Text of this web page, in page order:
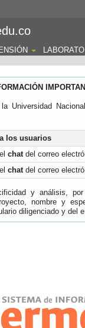
Universidad
los usuarios
chatdel correo
chatdel correo
y análisis,
nombre y
diligenciado y del